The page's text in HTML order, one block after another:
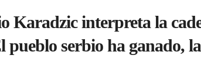
Karadzic interpreta la
pueblo serbio ha ganado,